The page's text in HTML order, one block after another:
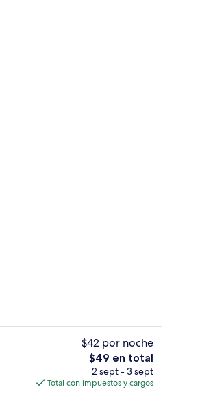
Vista frontal de la propiedad por la
$42 por noche
El
precio
total
$49 en total
2 sept - 3 sept
Total con impuestos y cargos